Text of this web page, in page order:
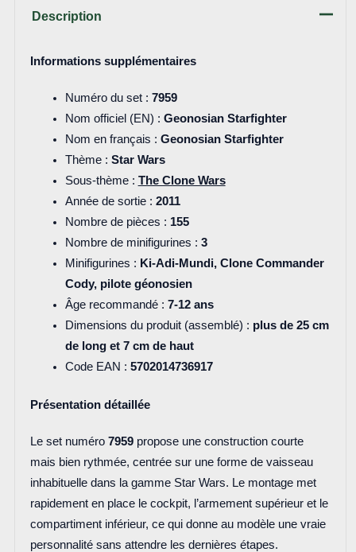
Description
Informations supplémentaires
Numéro du set : 7959
Nom officiel (EN) : Geonosian Starfighter
Nom en français : Geonosian Starfighter
Thème : Star Wars
Sous-thème : The Clone Wars
Année de sortie : 2011
Nombre de pièces : 155
Nombre de minifigurines : 3
Minifigurines : Ki-Adi-Mundi, Clone Commander
Cody, pilote géonosien
Âge recommandé : 7-12 ans
Dimensions du produit (assemblé) : plus de 25 cm
de long et 7 cm de haut
Code EAN : 5702014736917
Présentation détaillée
Le set numéro 7959propose une construction courte
mais bien rythmée, centrée sur une forme de vaisseau
inhabituelle dans la gamme Star Wars. Le montage met
rapidement en place le cockpit, l’armement supérieur et le
compartiment inférieur, ce qui donne au modèle une vraie
personnalité sans attendre les dernières étapes.